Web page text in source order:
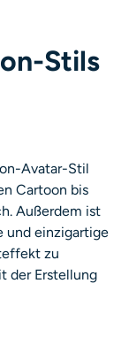
Stils
Avatar-Stil
Cartoon bis
Außerdem ist
und einzigartige
zu
der Erstellung